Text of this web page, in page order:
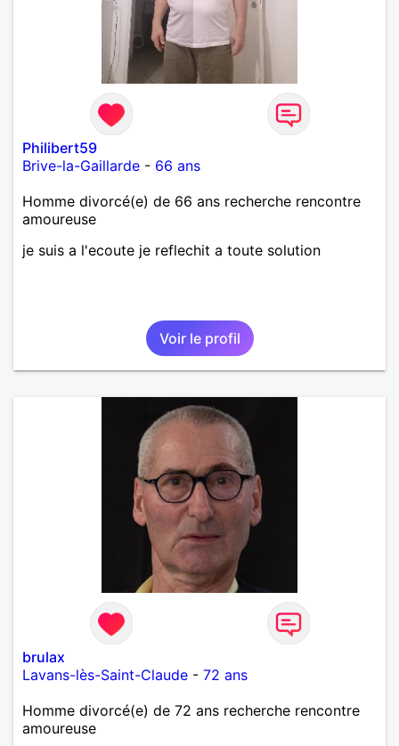
Philibert59
Brive-la-Gaillarde - 66 ans
Homme divorcé(e) de 66 ans recherche rencontre
amoureuse
je suis a l'ecoute je reflechit a toute solution
Voir le profil
brulax
Lavans-lès-Saint-Claude - 72 ans
Homme divorcé(e) de 72 ans recherche rencontre
amoureuse